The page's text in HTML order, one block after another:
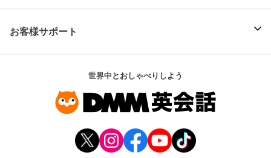
お客様サポート
世界中とおしゃべりしよう